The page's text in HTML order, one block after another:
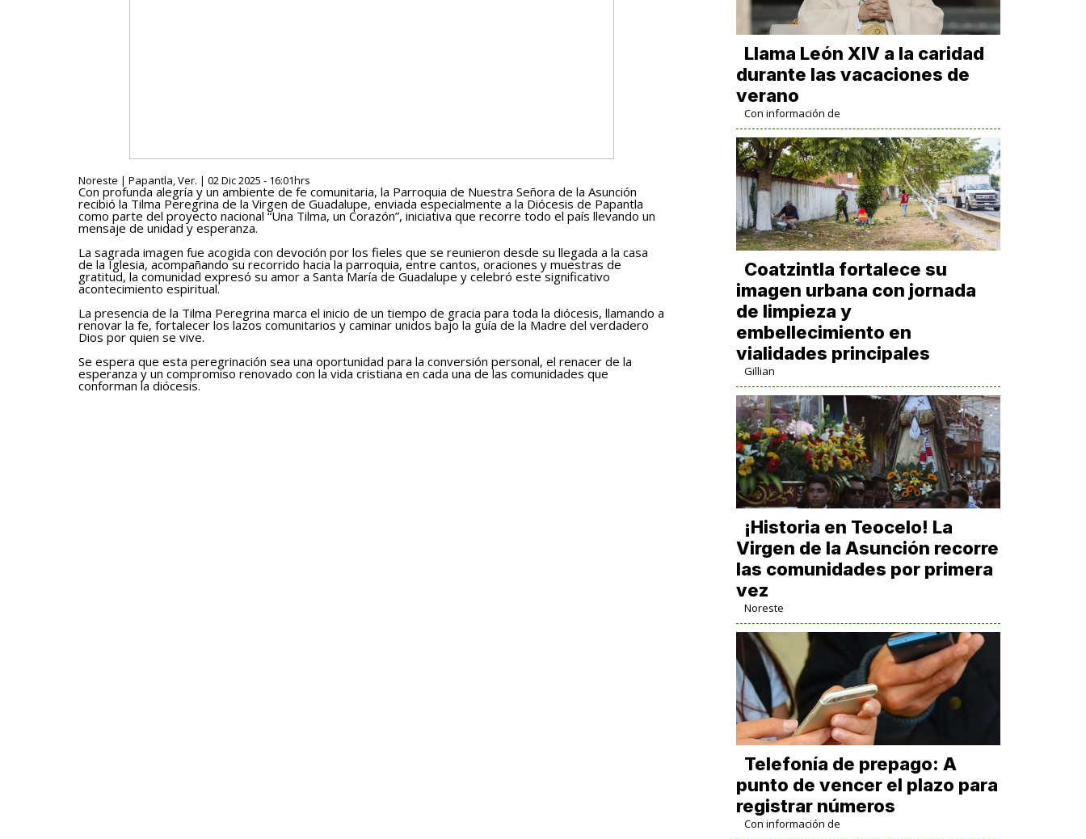
Noreste | Papantla, Ver. | 02 Dic 2025 - 16:01hrs
Con profunda alegría y un ambiente de fe comunitaria, la Parroquia de Nuestra Señora de la Asunción
recibió la Tilma Peregrina de la Virgen de Guadalupe, enviada especialmente a la Diócesis de Papantla
como parte del proyecto nacional “Una Tilma, un Corazón”, iniciativa que recorre todo el país llevando un
mensaje de unidad y esperanza.
La sagrada imagen fue acogida con devoción por los fieles que se reunieron desde su llegada a la casa
de la Iglesia, acompañando su recorrido hacia la parroquia, entre cantos, oraciones y muestras de
gratitud, la comunidad expresó su amor a Santa María de Guadalupe y celebró este significativo
acontecimiento espiritual.
La presencia de la Tilma Peregrina marca el inicio de un tiempo de gracia para toda la diócesis, llamando a
renovar la fe, fortalecer los lazos comunitarios y caminar unidos bajo la guía de la Madre del verdadero
Dios por quien se vive.
Se espera que esta peregrinación sea una oportunidad para la conversión personal, el renacer de la
esperanza y un compromiso renovado con la vida cristiana en cada una de las comunidades que
conforman la diócesis.
Llama León XIV a la caridad
durante las vacaciones de
verano
Con información de
Coatzintla fortalece su
imagen urbana con jornada
de limpieza y
embellecimiento en
vialidades principales
Gillian
​¡Historia en Teocelo! La
Virgen de la Asunción recorre
las comunidades por primera
vez
Noreste
Telefonía de prepago: A
punto de vencer el plazo para
registrar números
Con información de